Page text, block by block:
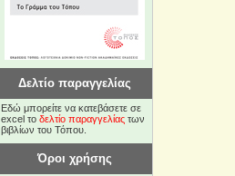
Δελτίο παραγγελίας
Εδώ μπορείτε να κατεβάσετε σε
excel το δελτίο παραγγελίαςτων
βιβλίων του Τόπου.
Όροι χρήσης